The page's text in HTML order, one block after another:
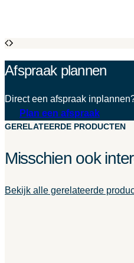
Afspraak plannen
Direct een afspraak
Plan een afspraak
GERELATEERDE PRODUCTEN
Misschien ook
Bekijk alle gerelateerde